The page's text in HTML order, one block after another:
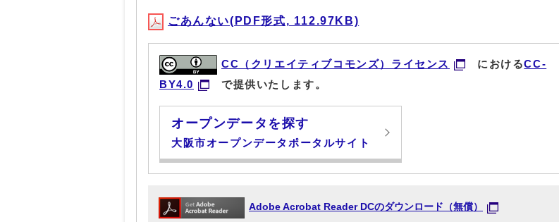
ごあんない(PDF形式, 112.97KB)
CC（クリエイティブコモンズ）ライセンス におけるCC-
BY4.0
で提供いたします。
オープンデータを探す
大阪市オープンデータポータルサイト
Adobe Acrobat Reader DCのダウンロード（無償）